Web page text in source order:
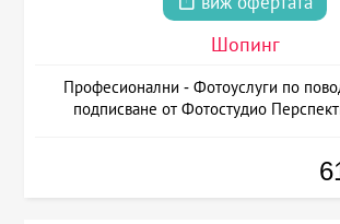
Шопинг
Професионални - Фотоуслуги по
подписване от Фотостудио